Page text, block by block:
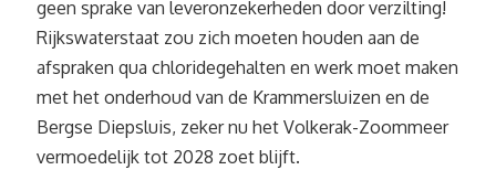
geen sprake van leveronzekerheden door verzilting!
Rijkswaterstaat zou zich moeten houden aan de
afspraken qua chloridegehalten en werk moet maken
met het onderhoud van de Krammersluizen en de
Bergse Diepsluis, zeker nu het Volkerak-Zoommeer
vermoedelijk tot 2028 zoet blijft.